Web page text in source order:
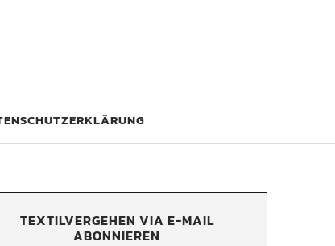
TEXTILVERGEHEN VIA E-MAIL
ABONNIEREN